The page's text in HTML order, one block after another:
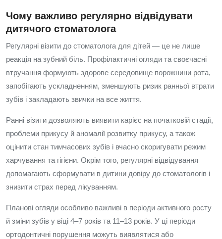
Чому важливо регулярно відвідувати
дитячого стоматолога
Регулярні візити до стоматолога для дітей — це не лише
реакція на зубний біль. Профілактичні огляди та своєчасні
втручання формують здорове середовище порожнини рота,
запобігають ускладненням, зменшують ризик ранньої втрати
зубів і закладають звички на все життя.
Ранні візити дозволяють виявити карієс на початковій стадії,
проблеми прикусу й аномалії розвитку прикусу, а також
оцінити стан тимчасових зубів і вчасно скоригувати режим
харчування та гігієни. Окрім того, регулярні відвідування
допомагають сформувати в дитини довіру до стоматологів і
знизити страх перед лікуванням.
Планові огляди особливо важливі в періоди активного росту
й зміни зубів у віці 4–7 років та 11–13 років. У ці періоди
ортодонтичні порушення можуть виявлятися або